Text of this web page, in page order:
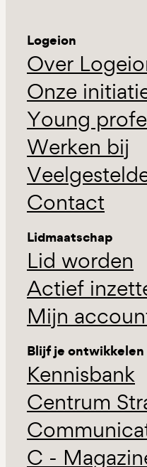
Logeion
Over
Onze
Young
Werken bij
Contact
Lidmaatschap
Lid worden
Actief
Mijn
Blijf je ontwikkelen
Kennisbank
Centrum
C -